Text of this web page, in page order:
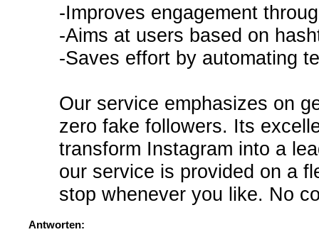
-Improves engagement
-Aims at users based on
-Saves effort by automating
Our service emphasizes on
zero fake followers. Its
transform Instagram into a
our service is provided on a
stop whenever you like. No
Antworten: